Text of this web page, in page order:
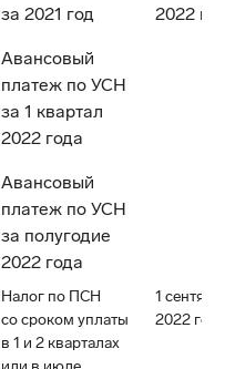
за 2021 год
Авансовый
платеж по УСН
за 1 квартал
2022 года
Авансовый
платеж по УСН
за полугодие
2022 года
2022
Налог по ПСН
со сроком уплаты
в 1 и 2 кварталах
1 сентября
2022 года